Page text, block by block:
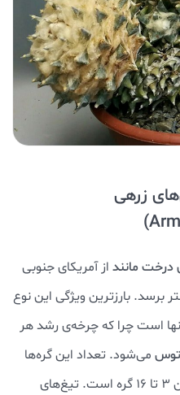
کاکتوس‌های زرهی
درخت مانند از آمریکای جنوبی
که ارتفاع آن می‌تواند به ۱۲ متر برسد. بارزترین ویژگی این نوع
است چرا که چرخه‌ی رشد هر
می‌شود. تعداد این گره‌ها
معمولا بین ۳ تا ۱۶ گره است. تیغ‌های